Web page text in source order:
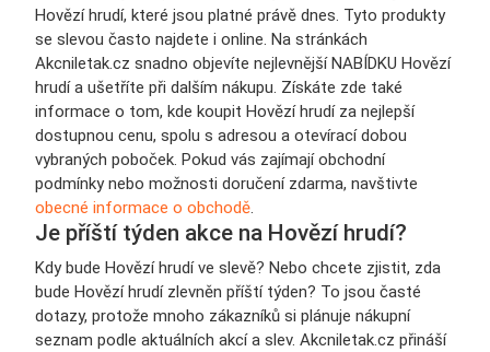
Hovězí hrudí, které jsou platné právě dnes. Tyto produkty
se slevou často najdete i online. Na stránkách
Akcniletak.cz snadno objevíte nejlevnější NABÍDKU Hovězí
hrudí a ušetříte při dalším nákupu. Získáte zde také
informace o tom, kde koupit Hovězí hrudí za nejlepší
dostupnou cenu, spolu s adresou a otevírací dobou
vybraných poboček. Pokud vás zajímají obchodní
podmínky nebo možnosti doručení zdarma, navštivte
obecné informace o obchodě.
Je příští týden akce na Hovězí hrudí?
Kdy bude Hovězí hrudí ve slevě? Nebo chcete zjistit, zda
bude Hovězí hrudí zlevněn příští týden? To jsou časté
dotazy, protože mnoho zákazníků si plánuje nákupní
seznam podle aktuálních akcí a slev. Akcniletak.cz přináší